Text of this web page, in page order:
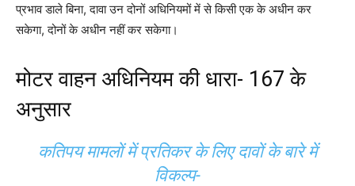
प्रभाव डाले बिना, दावा उन दोनों अधिनियमों में से किसी एक के अधीन कर
सकेगा, दोनों के अधीन नहीं कर सकेगा।
मोटर वाहन अधिनियम की धारा- 167 के
अनुसार
कतिपय मामलों में प्रतिकर के लिए दावों के बारे में
विकल्प-